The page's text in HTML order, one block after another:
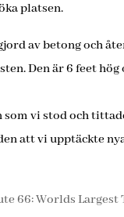
platsen.
av betong och
Den är 6 feet
vi stod och
att vi upptäckte